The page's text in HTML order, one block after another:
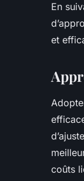
En
et
coûts